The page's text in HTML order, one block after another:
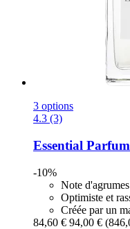
3 options
4.3 (3)
Essential
-10%
Note
Optimiste et
Créée par un
84,60 € 94,00 €